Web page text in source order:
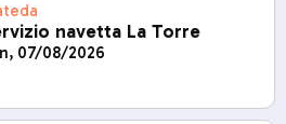
navetta La Torre
07/08/2026